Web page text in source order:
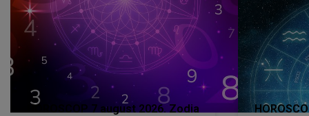
HOROSCOP 7 august 2026. Zodia